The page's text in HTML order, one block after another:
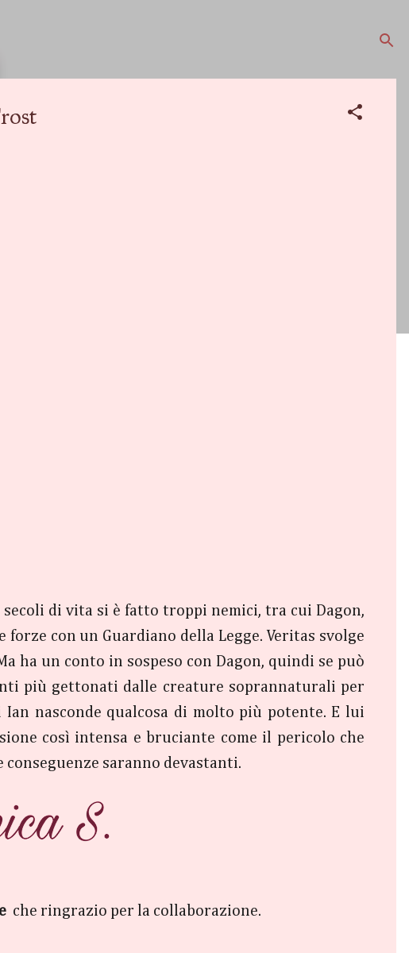
di vita si è fatto troppi nemici, tra cui Dagon,
con un Guardiano della Legge. Veritas svolge
ha un conto in sospeso con Dagon, quindi se può
più gettonati dalle creature soprannaturali per
nasconde qualcosa di molto più potente. E lui
così intensa e bruciante come il pericolo che
conseguenze saranno devastanti.
che ringrazio per la collaborazione.